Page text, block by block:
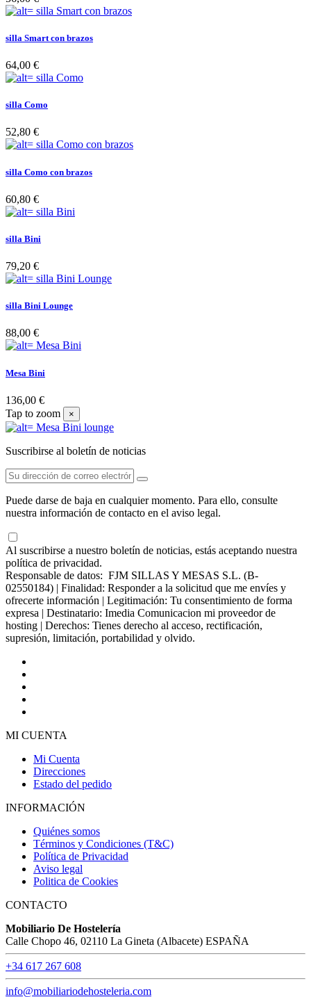
silla Smart con brazos
64,00 €
silla Como
52,80 €
silla Como con brazos
60,80 €
silla Bini
79,20 €
silla Bini Lounge
88,00 €
Mesa Bini
136,00 €
Tap to zoom
×
Suscribirse al boletín de noticias
Puede darse de baja en cualquier momento. Para ello, consulte
nuestra información de contacto en el aviso legal.
Al suscribirse a nuestro boletín de noticias, estás aceptando nuestra
política de privacidad.
Responsable de datos: FJM SILLAS Y MESAS S.L. (B-
02550184) | Finalidad: Responder a la solicitud que me envíes y
ofrecerte información | Legitimación: Tu consentimiento de forma
expresa | Destinatario: Imedia Comunicacion mi proveedor de
hosting | Derechos: Tienes derecho al acceso, rectificación,
supresión, limitación, portabilidad y olvido.
MI CUENTA
Mi Cuenta
Direcciones
Estado del pedido
INFORMACIÓN
Quiénes somos
Términos y Condiciones (T&C)
Política de Privacidad
Aviso legal
Politica de Cookies
CONTACTO
Mobiliario De Hostelería
Calle Chopo 46, 02110 La Gineta (Albacete) ESPAÑA
+34 617 267 608
info@mobiliariodehosteleria.com